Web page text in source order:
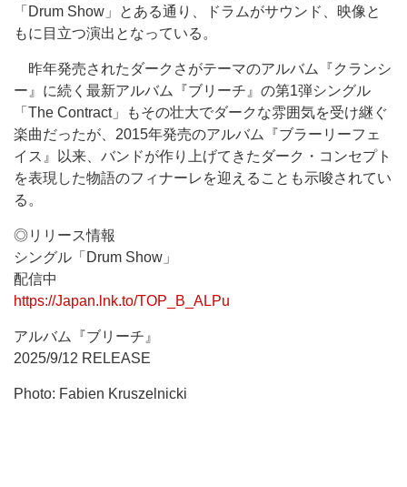
「Drum Show」とある通り、ドラムがサウンド、映像と
もに目立つ演出となっている。
昨年発売されたダークさがテーマのアルバム『クランシ
ー』に続く最新アルバム『ブリーチ』の第1弾シングル
「The Contract」もその壮大でダークな雰囲気を受け継ぐ
楽曲だったが、2015年発売のアルバム『ブラーリーフェ
イス』以来、バンドが作り上げてきたダーク・コンセプト
を表現した物語のフィナーレを迎えることも示唆されてい
る。
◎リリース情報
シングル「Drum Show」
配信中
https://Japan.lnk.to/TOP_B_ALPu
アルバム『ブリーチ』
2025/9/12 RELEASE
Photo: Fabien Kruszelnicki